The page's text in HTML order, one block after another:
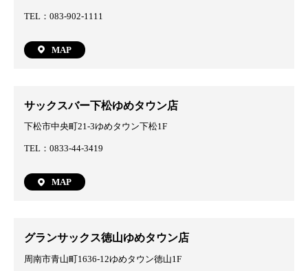
TEL：083-902-1111
MAP
サックスバー下松ゆめタウン店
下松市中央町21-3ゆめタウン下松1F
TEL：0833-44-3419
MAP
グランサックス徳山ゆめタウン店
周南市青山町1636-12ゆめタウン徳山1F